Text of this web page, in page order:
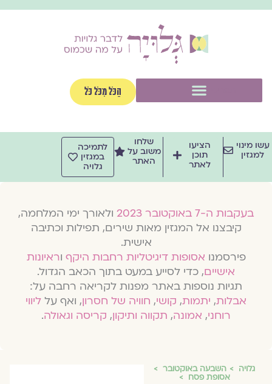
הַכֹּל מִכֹּל כֹּל
מינוי
למגזין
הציעו
תוכן
לאתר
שלחו
משוב על
האתר
לתמיכה
במגזין
גלויה
בעקבות ה-7 באוקטובר 2023
ולאורך ימי המלחמה,
קיבצנו אל המגזין מאות שירים, תפילות וכתיבה
אישית.
פירסמנואסופות דיגיטליות רחבות היקףוראיונות
אישיים, כדי לסייע במעט בתוך הכאב הגדול.
תגיות נוספות באתר מפנות לקריאה רחבה על:
אבלות,יתמות,קושי,חוויה של חסרון, ואף עלליווי
רוחני,אמונה,תקווה ותיקון,קריסה וגאולה.
גלויה השבעה באוקטובר
אסופת פסח